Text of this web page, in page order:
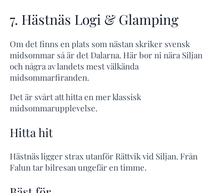
7. Hästnäs Logi & Glamping
Om det finns en plats som nästan skriker svensk
midsommar så är det Dalarna. Här bor ni nära Siljan
och några av landets mest välkända
midsommarfiranden.
Det är svårt att hitta en mer klassisk
midsommarupplevelse.
Hitta hit
Hästnäs ligger strax utanför Rättvik vid Siljan. Från
Falun tar bilresan ungefär en timme.